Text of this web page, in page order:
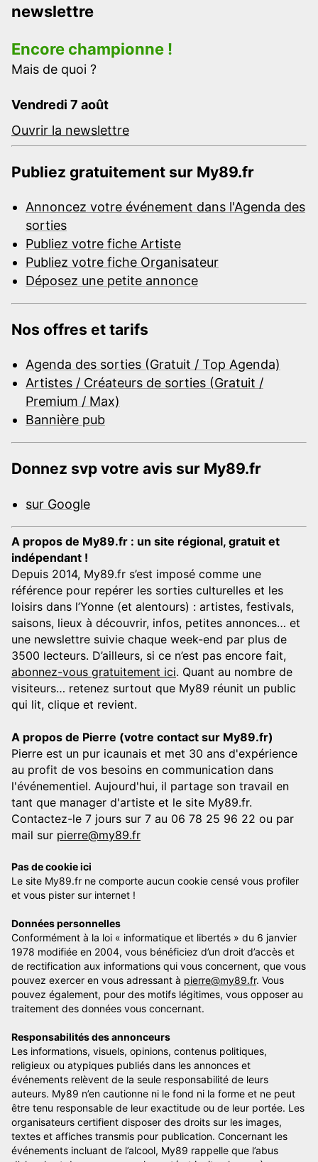
newslettre
Encore championne !
Mais de quoi ?
Vendredi 7 août
Ouvrir la newslettre
Publiez gratuitement sur My89.fr
Annoncez votre événement dans l'Agenda des
sorties
Publiez votre fiche Artiste
Publiez votre fiche Organisateur
Déposez une petite annonce
Nos offres et tarifs
Agenda des sorties (Gratuit / Top Agenda)
Artistes / Créateurs de sorties (Gratuit /
Premium / Max)
Bannière pub
Donnez svp votre avis sur My89.fr
sur Google
A propos de My89.fr : un site régional, gratuit et
indépendant !
Depuis 2014, My89.fr s’est imposé comme une
référence pour repérer les sorties culturelles et les
loisirs dans l’Yonne (et alentours) : artistes, festivals,
saisons, lieux à découvrir, infos, petites annonces… et
une newslettre suivie chaque week-end par plus de
3500 lecteurs. D’ailleurs, si ce n’est pas encore fait,
abonnez-vous gratuitement ici. Quant au nombre de
visiteurs… retenez surtout que My89 réunit un public
qui lit, clique et revient.
A propos de Pierre (votre contact sur My89.fr)
Pierre est un pur icaunais et met 30 ans d'expérience
au profit de vos besoins en communication dans
l'événementiel. Aujourd'hui, il partage son travail en
tant que manager d'artiste et le site My89.fr.
Contactez-le 7 jours sur 7 au 06 78 25 96 22 ou par
mail sur pierre@my89.fr
Pas de cookie ici
Le site My89.fr ne comporte aucun cookie censé vous profiler
et vous pister sur internet !
Données personnelles
Conformément à la loi « informatique et libertés » du 6 janvier
1978 modifiée en 2004, vous bénéficiez d’un droit d’accès et
de rectification aux informations qui vous concernent, que vous
pouvez exercer en vous adressant à pierre@my89.fr. Vous
pouvez également, pour des motifs légitimes, vous opposer au
traitement des données vous concernant.
Responsabilités des annonceurs
Les informations, visuels, opinions, contenus politiques,
religieux ou atypiques publiés dans les annonces et
événements relèvent de la seule responsabilité de leurs
auteurs. My89 n’en cautionne ni le fond ni la forme et ne peut
être tenu responsable de leur exactitude ou de leur portée. Les
organisateurs certifient disposer des droits sur les images,
textes et affiches transmis pour publication. Concernant les
événements incluant de l’alcool, My89 rappelle que l’abus